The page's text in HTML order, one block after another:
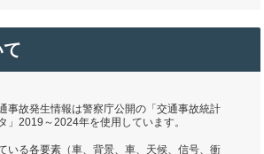
事故発生情報は警察庁公開の「交通事故統計
」2019～2024年を使用しています。
いる各要素（車、背景、車、天候、信号、衝